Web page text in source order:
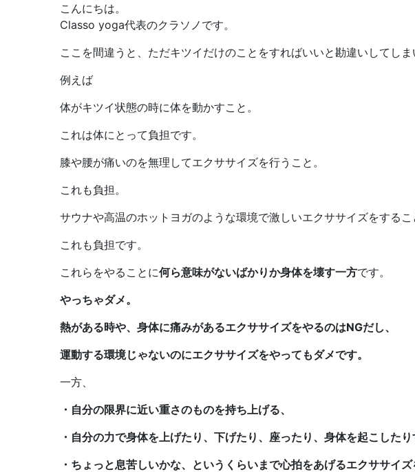
こんにちは。
Classo yoga代表のクラソノです。
ここを間違うと、ただキツイだけのことをすればいいと勘違いしてしま
例えば
体がキツイ状態の時に体を動かすこと。
これは体にとって負担です。
膝や腰が痛いのを無理してエクササイズを行うこと。
これも負担。
サウナや高温のホットヨガのような環境で激しいエクササイズをするこ
これも負担です。
これらをやることに何ら意味がないばかりか身体を壊す一方です。
やっちゃダメ。
熱がある時や、身体に痛みがあるエクササイズをやるのはNGだし、
運動する環境じゃないのにエクササイズをやってもダメです。
一方、
・自分の限界に近い重さのものを持ち上げる、
・自分の力で身体を上げたり、下げたり、座ったり、身体を起こしたり
・ちょっと息苦しいかな、というくらいまで心拍をあげるエクササイズ